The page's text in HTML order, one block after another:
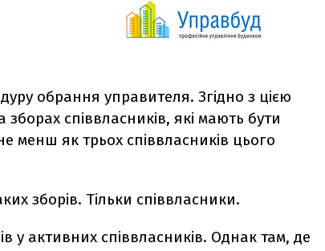
обрання управителя. Згідно з цією
співвласників, які мають бути
менш як трьох співвласників цього
зборів. Тільки співвласники.
у активних співвласників. Однак там, де